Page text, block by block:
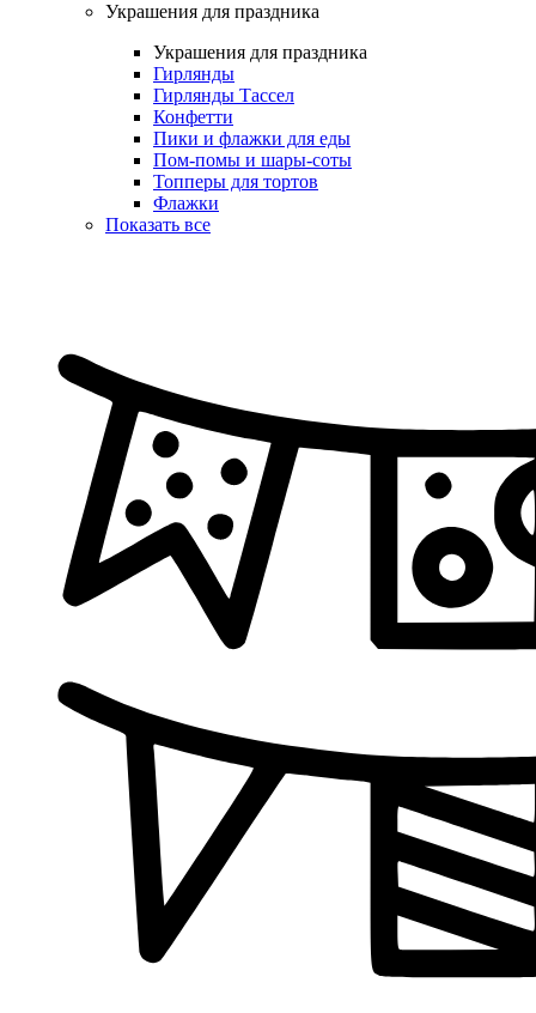
Украшения для праздника
Украшения для праздника
Гирлянды
Гирлянды Тассел
Конфетти
Пики и флажки для еды
Пом-помы и шары-соты
Топперы для тортов
Флажки
Показать все